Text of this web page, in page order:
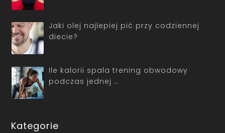
Jaki olej najlepiej pić przy codziennej
diecie?
Ile kalorii spala trening obwodowy
podczas jednej …
Kategorie